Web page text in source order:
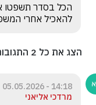
להאכיל אחרי
הצג את כל 2
14:18 - 05.05.2026
מרדכי אליאני